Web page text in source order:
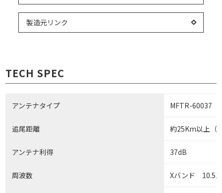
製造元リンク
TECH SPEC
アンテナタイプ MFTR-60037
追尾距離 約25Km以上（
アンテナ利得 37dB
周波数 Xバンド